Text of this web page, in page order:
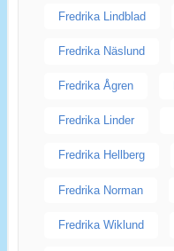
Fredrika Lindblad
Fredrika Näslund
Fredrika Ågren
Fredrika Linder
Fredrika Hellberg
Fredrika Norman
Fredrika Wiklund